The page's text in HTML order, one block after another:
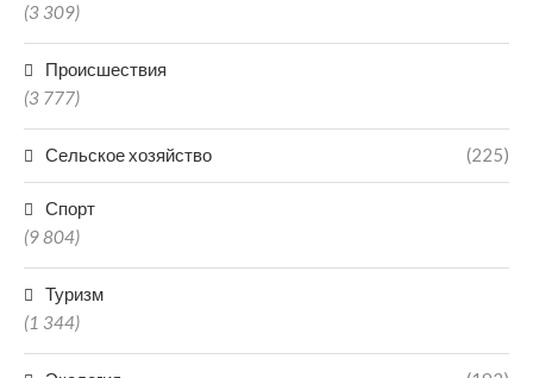
(3 309)
Происшествия
(3 777)
Сельское хозяйство (225)
Спорт
(9 804)
Туризм
(1 344)